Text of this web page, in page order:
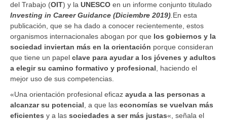
del Trabajo (OIT) y la UNESCO en un informe conjunto titulado
Investing in Career Guidance (Diciembre 2019) En esta
publicación, que se ha dado a conocer recientemente, estos
organismos internacionales abogan por que los gobiernos y la
sociedad inviertan más en la orientación porque consideran
que tiene un papel clave para ayudar a los jóvenes y adultos
a elegir su camino formativo y profesional , haciendo el
mejor uso de sus competencias.
«Una orientación profesional eficaz ayuda a las personas a
alcanzar su potencial , a que las economías se vuelvan más
eficientes y a las sociedades a ser más justas«, señala el